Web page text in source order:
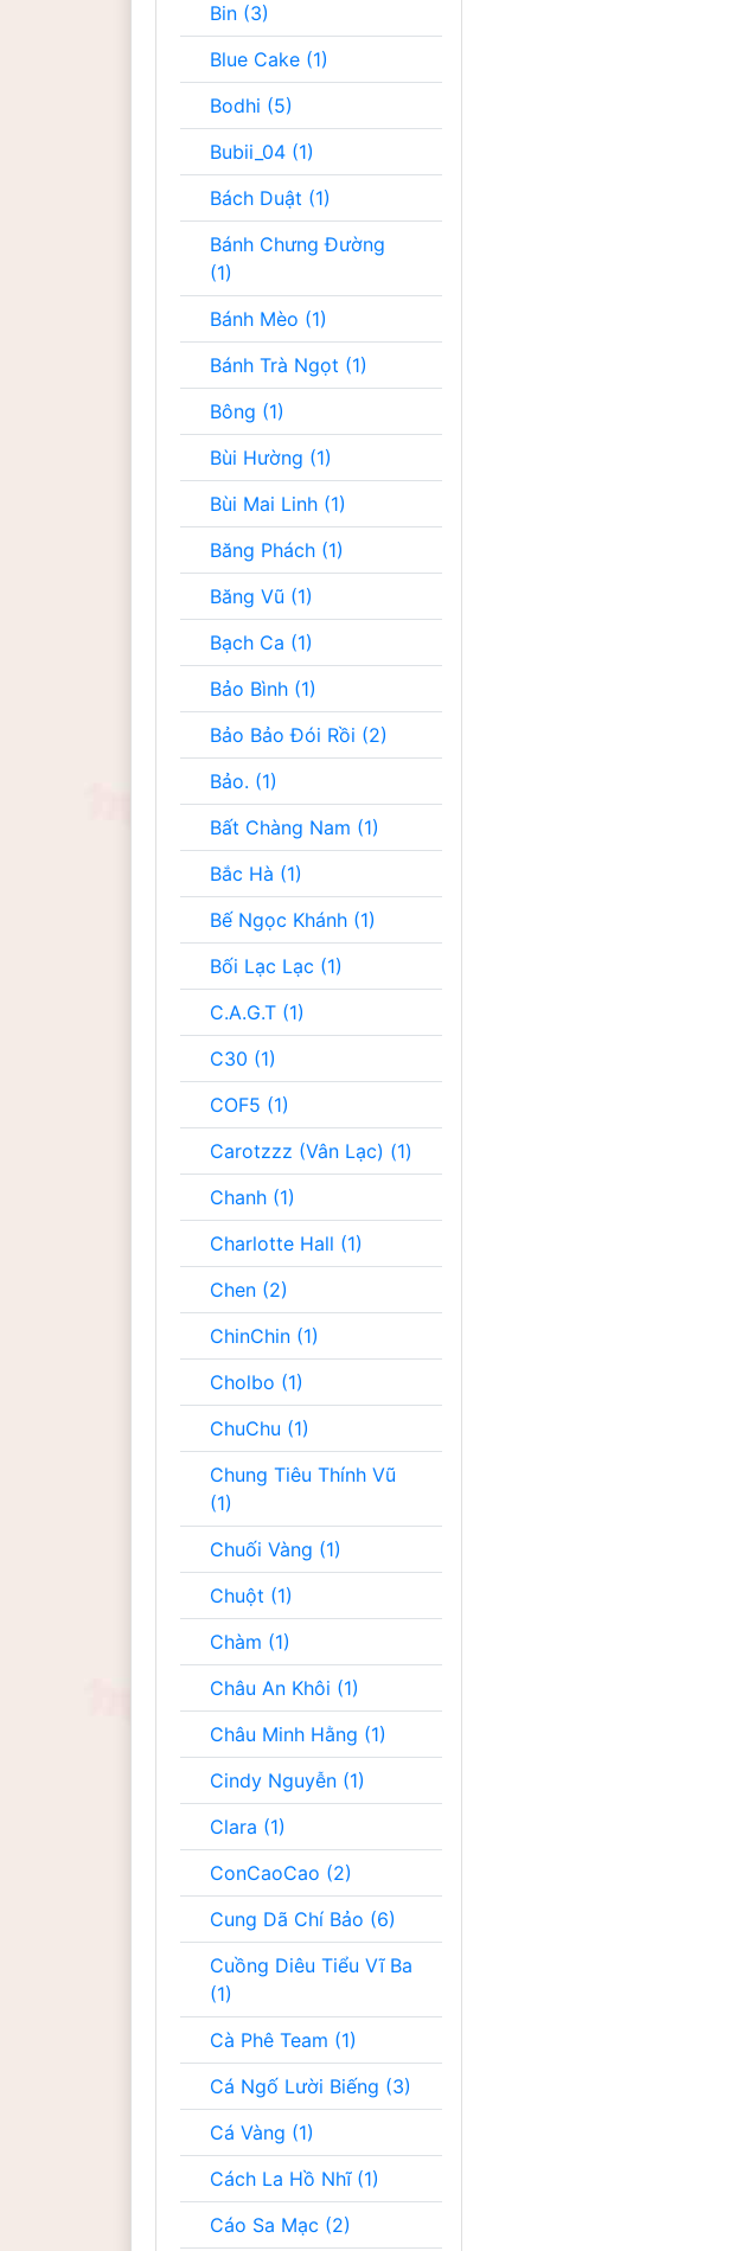
Bin (3)
Blue Cake (1)
Bodhi (5)
Bubii_04 (1)
Bách Duật (1)
Bánh Chưng Đường
(1)
Bánh Mèo (1)
Bánh Trà Ngọt (1)
Bông (1)
Bùi Hường (1)
Bùi Mai Linh (1)
Băng Phách (1)
Băng Vũ (1)
Bạch Ca (1)
Bảo Bình (1)
Bảo Bảo Đói Rồi (2)
Bảo. (1)
Bất Chàng Nam (1)
Bắc Hà (1)
Bế Ngọc Khánh (1)
Bối Lạc Lạc (1)
C.A.G.T (1)
C30 (1)
COF5 (1)
Carotzzz (Vân Lạc) (1)
Chanh (1)
Charlotte Hall (1)
Chen (2)
ChinChin (1)
Cholbo (1)
ChuChu (1)
Chung Tiêu Thính Vũ
(1)
Chuối Vàng (1)
Chuột (1)
Chàm (1)
Châu An Khôi (1)
Châu Minh Hằng (1)
Cindy Nguyễn (1)
Clara (1)
ConCaoCao (2)
Cung Dã Chí Bảo (6)
Cuồng Diêu Tiểu Vĩ Ba
(1)
Cà Phê Team (1)
Cá Ngố Lười Biếng (3)
Cá Vàng (1)
Cách La Hồ Nhĩ (1)
Cáo Sa Mạc (2)